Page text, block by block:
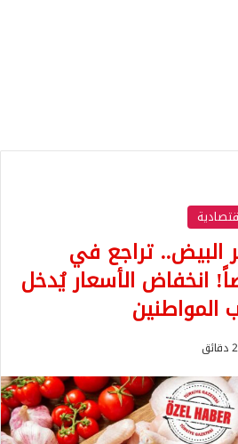
البيض.. تراجع في
انخفاض الأسعار يُدخل
المواطنين